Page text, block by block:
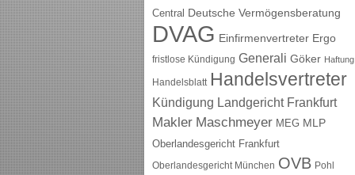
Central Deutsche Vermögensberatung
DVAG Einfirmenvertreter Ergo
fristlose Kündigung Generali Göker Haftung
Handelsblatt Handelsvertreter
Kündigung Landgericht Frankfurt
Makler Maschmeyer MEG MLP
Oberlandesgericht Frankfurt
Oberlandesgericht München OVB Pohl